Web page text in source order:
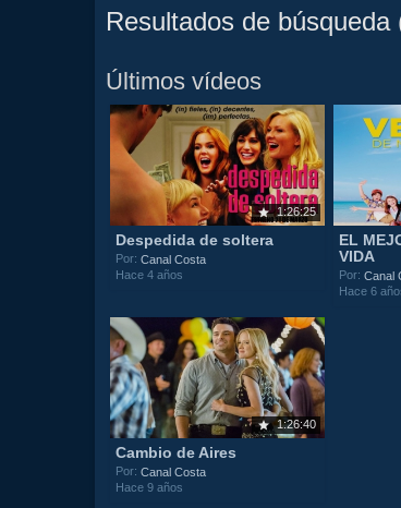
Resultados de búsqueda
Últimos vídeos
1:26:25
Despedida de soltera
Por:Canal Costa
Hace 4 años
EL
VIDA
Por:Canal
Hace 6
1:26:40
Cambio de Aires
Por:Canal Costa
Hace 9 años